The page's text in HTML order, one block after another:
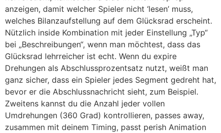
anzeigen, damit welcher Spieler nicht ‘lesen’ muss,
welches Bilanzaufstellung auf dem Glücksrad erscheint.
Nützlich inside Kombination mit jeder Einstellung „Typ“
bei „Beschreibungen“, wenn man möchtest, dass das
Glücksrad lehrreicher ist echt. Wenn du expire
Drehungen als Abschlussprozentsatz nutzt, weißt man
ganz sicher, dass ein Spieler jedes Segment gedreht hat,
bevor er die Abschlussnachricht sieht, zum Beispiel.
Zweitens kannst du die Anzahl jeder vollen
Umdrehungen (360 Grad) kontrollieren, passes away,
zusammen mit deinem Timing, passt perish Animation